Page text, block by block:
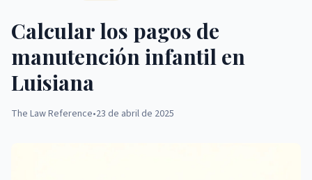
Calcular los pagos de
manutención infantil en
Luisiana
The Law Reference•23 de abril de 2025